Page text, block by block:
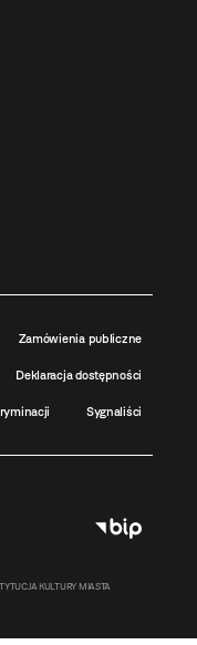
Zamówienia publiczne
Deklaracja dostępności
Sygnaliści
KULTURY MIASTA